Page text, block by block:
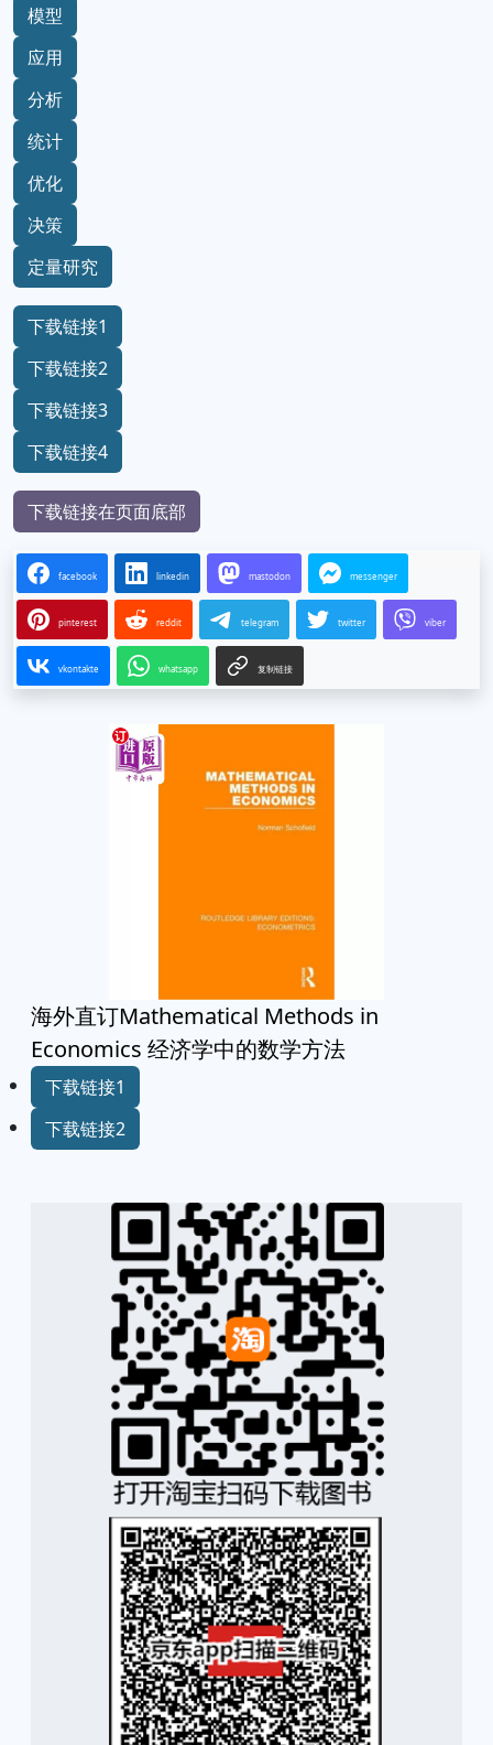
模型
应用
分析
统计
优化
决策
定量研究
下载链接1
下载链接2
下载链接3
下载链接4
下载链接在页面底部
facebook linkedin mastodon messenger
pinterest reddit telegram twitter viber
vkontakte whatsapp 复制链接
海外直订Mathematical Methods in
Economics 经济学中的数学方法
下载链接1
下载链接2